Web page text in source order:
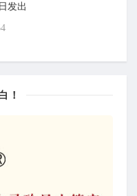
发出
！